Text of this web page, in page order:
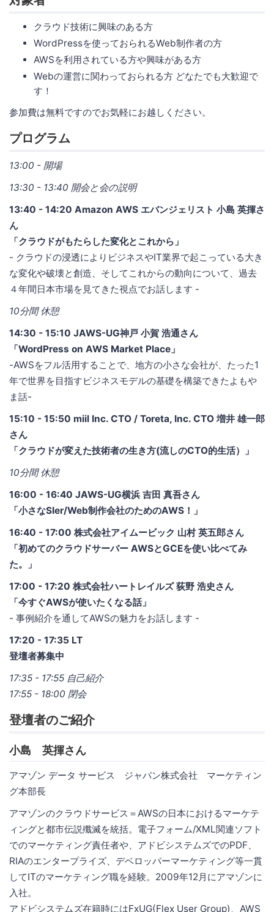
クラウド技術に興味のある方
WordPressを使っておられるWeb制作者の方
AWSを利用されている方や興味がある方
Webの運営に関わっておられる方 どなたでも大歓迎で
す！
参加費は無料ですのでお気軽にお越しください。
プログラム
13:00 - 開場
13:30 - 13:40 開会と会の説明
13:40 - 14:20 Amazon AWS エバンジェリスト 小島 英揮さ
ん
「クラウドがもたらした変化とこれから」
- クラウドの浸透によりビジネスやIT業界で起こっている大き
な変化や破壊と創造、そしてこれからの動向について、過去
４年間日本市場を見てきた視点でお話します -
10分間 休憩
14:30 - 15:10 JAWS-UG神戸 小賀 浩通さん
「WordPress on AWS Market Place」
-AWSをフル活用することで、地方の小さな会社が、たった1
年で世界を目指すビジネスモデルの基礎を構築できたよもや
ま話-
15:10 - 15:50 miil Inc. CTO / Toreta, Inc. CTO 増井 雄一郎
さん
「クラウドが変えた技術者の生き方(流しのCTO的生活）」
10分間 休憩
16:00 - 16:40 JAWS-UG横浜 吉田 真吾さん
「小さなSIer/Web制作会社のためのAWS！」
16:40 - 17:00 株式会社アイムービック 山村 英五郎さん
「初めてのクラウドサーバー AWSとGCEを使い比べてみ
た。」
17:00 - 17:20 株式会社ハートレイルズ 荻野 浩史さん
「今すぐAWSが使いたくなる話」
- 事例紹介を通してAWSの魅力をお話します -
17:20 - 17:35 LT
登壇者募集中
17:35 - 17:55 自己紹介
17:55 - 18:00 閉会
登壇者のご紹介
小島 英揮さん
アマゾン データ サービス ジャパン株式会社 マーケティン
グ本部長
アマゾンのクラウドサービス＝AWSの日本におけるマーケテ
ィングと都市伝説殲滅を統括。電子フォーム/XML関連ソフト
でのマーケティング責任者や、アドビシステムズでのPDF、
RIAのエンタープライズ、デベロッパーマーケティング等一貫
してITのマーケティング職を経験。2009年12月にアマゾンに
入社。
アドビシステムズ在籍時にはFxUG(Flex User Group)、AWS